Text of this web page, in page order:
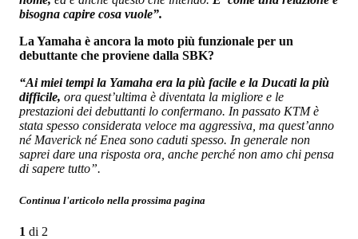
bisogna capire cosa vuole”.
La Yamaha è ancora la moto più funzionale per un
debuttante che proviene dalla SBK?
“Ai miei tempi la Yamaha era la più facile e la Ducati la più
difficile, ora quest’ultima è diventata la migliore e le
prestazioni dei debuttanti lo confermano. In passato KTM è
stata spesso considerata veloce ma aggressiva, ma quest’anno
né Maverick né Enea sono caduti spesso. In generale non
saprei dare una risposta ora, anche perché non amo chi pensa
di sapere tutto”.
Continua l'articolo nella prossima pagina
1 di 2